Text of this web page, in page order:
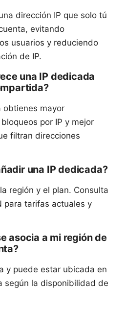
dirección IP que solo tú
evitando
usuarios y reduciendo
de IP.
una IP dedicada
obtienes mayor
por IP y mejor
filtran direcciones
una IP dedicada?
región y el plan. Consulta
para tarifas actuales y
asocia a mi región de
y puede estar ubicada en
según la disponibilidad de